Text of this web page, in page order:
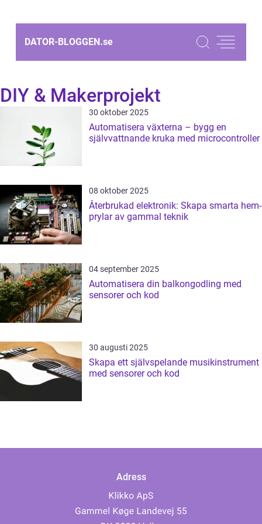
DATOR-BLOGGEN.se
DIY & Makerprojekt
30 oktober 2025
Automatisera växterna – bygg en
självvattnande kruka med microcontroller
08 oktober 2025
Återbrukad elektronik: Skapa smarta hem-
prylar av gammal teknik
04 september 2025
Automatisera din balkongodling med
sensorer och kod
30 augusti 2025
Skapa ett självspelande musikinstrument
med sensorer och kod
Adress